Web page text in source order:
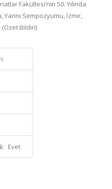
Fakültesi’nin 50. Yılında
Yarını Sempozyumu, İzmir,
(Özet Bildiri)
Evet